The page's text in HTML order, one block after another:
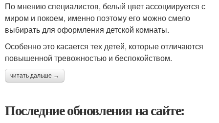
По мнению специалистов, белый цвет ассоциируется с
миром и покоем, именно поэтому его можно смело
выбирать для оформления детской комнаты.
Особенно это касается тех детей, которые отличаются
повышенной тревожностью и беспокойством.
читать дальше →
Последние обновления на сайте: